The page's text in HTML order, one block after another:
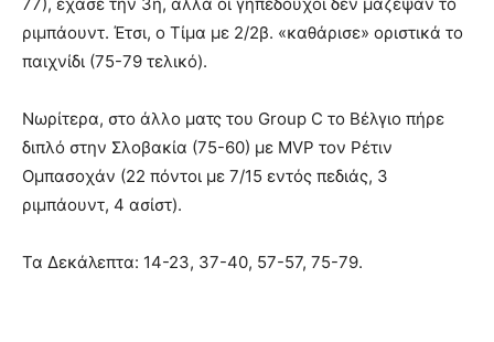
ριμπάουντ. Έτσι, ο Τίμα με 2/2β. «καθάρισε» οριστικά το
παιχνίδι (75-79 τελικό).
Νωρίτερα, στο άλλο ματς του Group C το Βέλγιο πήρε
διπλό στην Σλοβακία (75-60) με MVP τον Ρέτιν
Ομπασοχάν (22 πόντοι με 7/15 εντός πεδιάς, 3
ριμπάουντ, 4 ασίστ).
Τα Δεκάλεπτα: 14-23, 37-40, 57-57, 75-79.